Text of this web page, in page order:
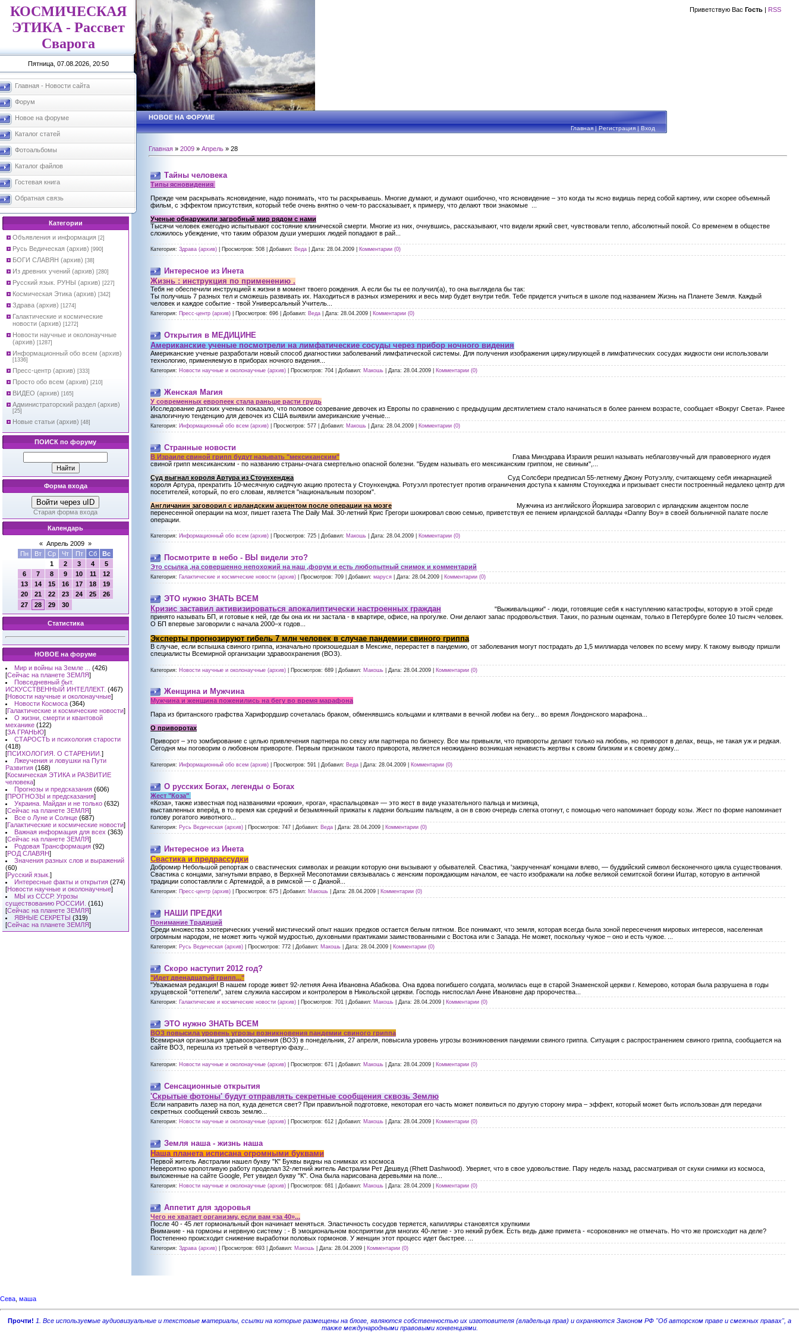
КОСМИЧЕСКАЯ
ЭТИКА - Рассвет
Сварога
Пятница, 07.08.2026, 20:50
Главная - Новости сайта
Форум
Новое на форуме
Каталог статей
Фотоальбомы
Каталог файлов
Гостевая книга
Обратная связь
Категории
Объявления и информация [2]
Русь Ведическая (архив) [990]
БОГИ СЛАВЯН (архив) [38]
Из древних учений (архив) [280]
Русский язык. РУНЫ (архив) [227]
Космическая Этика (архив) [342]
Здрава (архив) [1274]
Галактические и космические
новости (архив) [1272]
Новости научные и околонаучные
(архив) [1287]
Информационный обо всем (архив)
[1336]
Пресс-центр (архив) [333]
Просто обо всем (архив) [210]
ВИДЕО (архив) [165]
Администраторский раздел (архив)
[25]
Новые статьи (архив) [48]
ПОИСК по форуму
Форма входа
Войти через uID
Старая форма входа
Календарь
« Апрель 2009 »
Пн
Вт Ср Чт Пт Сб
Вс
1
2 3 4
5
6
7 8 9 10 11
12
13
14 15 16 17 18
19
20
21 22 23 24 25
26
27
28 29 30
Статистика
НОВОЕ на форуме
Мир и войны на Земле ...
(426)
[Сейчас на планете ЗЕМЛЯ]
Повседневный быт.
ИСКУССТВЕННЫЙ ИНТЕЛЛЕКТ. (467)
[Новости научные и околонаучные]
Новости Космоса (364)
[Галактические и космические новости]
О жизни, смерти и квантовой
механике (122)
[ЗА ГРАНЬЮ]
СТАРОСТЬ и психология старости
(418)
[ПСИХОЛОГИЯ. О СТАРЕНИИ. ]
Лжеучения и ловушки на Пути
Развития (168)
[Космическая ЭТИКА и РАЗВИТИЕ
человека]
Прогнозы и предсказания (606)
[ПРОГНОЗЫ и предсказания]
Украина. Майдан и не только (632)
[Сейчас на планете ЗЕМЛЯ]
Все о Луне и Солнце (687)
[Галактические и космические новости]
Важная информация для всех (363)
[Сейчас на планете ЗЕМЛЯ]
Родовая Трансформация (92)
[РОД СЛАВЯН]
Значения разных слов и выражений
(60)
[Русский язык. ]
Интересные факты и открытия (274)
[Новости научные и околонаучные]
МЫ из СССР. Угрозы
существованию РОССИИ. (161)
[Сейчас на планете ЗЕМЛЯ]
ЯВНЫЕ СЕКРЕТЫ (319)
[Сейчас на планете ЗЕМЛЯ]
Приветствую Вас Гость | RSS
НОВОЕ НА ФОРУМЕ
Главная|Регистрация|Вход
Главная » 2009 » Апрель » 28
Тайны человека
Типы ясновидения
Прежде чем раскрывать ясновидение, надо понимать, что ты раскрываешь. Многие думают, и думают ошибочно, что ясновидение – это когда ты ясно видишь перед собой картину, или скорее объемный
фильм, с эффектом присутствия, который тебе очень внятно о чем-то рассказывает, к примеру, что делают твои знакомые ...
Ученые обнаружили загробный мир рядом с нами
Тысячи человек ежегодно испытывают состояние клинической смерти. Многие из них, очнувшись, рассказывают, что видели яркий свет, чувствовали тепло, абсолютный покой. Со временем в обществе
сложилось убеждение, что таким образом души умерших людей попадают в рай...
Категория: Здрава (архив) Просмотров: 508 Добавил: Веда Дата: 28.04.2009 Комментарии (0)
Интересное из Инета
Жизнь : инструкция по применению .
Тебя не обеспечили инструкцией к жизни в момент твоего рождения. А если бы ты ее получил(а), то она выглядела бы так:
Ты получишь 7 разных тел и сможешь развивать их. Находиться в разных измерениях и весь мир будет внутри тебя. Тебе придется учиться в школе под названием Жизнь на Планете Земля. Каждый
человек и каждое событие - твой Универсальный Учитель...
Категория: Пресс-центр (архив) Просмотров: 696 Добавил: Веда Дата: 28.04.2009 Комментарии (0)
Открытия в МЕДИЦИНЕ
Американские ученые посмотрели на лимфатические сосуды через прибор ночного видения
Американские ученые разработали новый способ диагностики заболеваний лимфатической системы. Для получения изображения циркулирующей в лимфатических сосудах жидкости они использовали
технологию, применяемую в приборах ночного видения...
Категория: Новости научные и околонаучные (архив) Просмотров: 704 Добавил: Макошь Дата: 28.04.2009 Комментарии (0)
Женская Магия
У современных европеек стала раньше расти грудь
Исследование датских ученых показало, что половое созревание девочек из Европы по сравнению с предыдущим десятилетием стало начинаться в более раннем возрасте, сообщает «Вокруг Света». Ранее
аналогичную тенденцию для девочек из США выявили американские ученые...
Категория: Информационный обо всем (архив) Просмотров: 577 Добавил: Макошь Дата: 28.04.2009 Комментарии (0)
Странные новости
В Израиле свиной грипп будут называть "мексиканским" Глава Минздрава Израиля решил называть неблагозвучный для правоверного иудея
свиной грипп мексиканским - по названию страны-очага смертельно опасной болезни. "Будем называть его мексиканским гриппом, не свиным",...
Суд выгнал короля Артура из Стоунхенджа Суд Солсбери предписал 55-летнему Джону Ротуэллу, считающему себя инкарнацией
короля Артура, прекратить 10-месячную сидячую акцию протеста у Стоунхенджа. Ротуэлл протестует против ограничения доступа к камням Стоунхеджа и призывает снести построенный недалеко центр для
посетителей, который, по его словам, является "национальным позором".
Англичанин заговорил с ирландским акцентом после операции на мозге Мужчина из английского Йоркшира заговорил с ирландским акцентом после
перенесенной операции на мозг, пишет газета The Daily Mail. З0-летний Крис Грегори шокировал свою семью, приветствуя ее пением ирландской баллады «Danny Boy» в своей больничной палате после
операции.
Категория: Информационный обо всем (архив) Просмотров: 725 Добавил: Макошь Дата: 28.04.2009 Комментарии (0)
Посмотрите в небо - ВЫ видели это?
Это ссылка ,на совершенно непохожий на наш ,форум и есть любопытный снимок и комментарий
Категория: Галактические и космические новости (архив) Просмотров: 709 Добавил: маруся Дата: 28.04.2009 Комментарии (0)
ЭТО нужно ЗНАТЬ ВСЕМ
Кризис заставил активизироваться апокалиптически настроенных граждан "Выживальщики" - люди, готовящие себя к наступлению катастрофы, которую в этой среде
принято называть БП, и готовые к ней, где бы она их ни застала - в квартире, офисе, на прогулке. Они делают запас продовольствия. Таких, по разным оценкам, только в Петербурге более 10 тысяч человек.
О БП впервые заговорили с начала 2000–х годов...
Эксперты прогнозируют гибель 7 млн человек в случае пандемии свиного гриппа
В случае, если вспышка свиного гриппа, изначально произошедшая в Мексике, перерастет в пандемию, от заболевания могут пострадать до 1,5 миллиарда человек по всему миру. К такому выводу пришли
специалисты Всемирной организации здравоохранения (ВОЗ).
Категория: Новости научные и околонаучные (архив) Просмотров: 689 Добавил: Макошь Дата: 28.04.2009 Комментарии (0)
Женщина и Мужчина
Мужчина и женщина поженились на бегу во время марафона
Пара из британского графства Харифордшир сочеталась браком, обменявшись кольцами и клятвами в вечной любви на бегу... во время Лондонского марафона...
О приворотах
Приворот – это зомбирование с целью привлечения партнера по сексу или партнера по бизнесу. Все мы привыкли, что привороты делают только на любовь, но приворот в делах, вещь, не такая уж и редкая.
Сегодня мы поговорим о любовном привороте. Первым признаком такого приворота, является неожиданно возникшая ненависть жертвы к своим близким и к своему дому...
Категория: Информационный обо всем (архив) Просмотров: 591 Добавил: Веда Дата: 28.04.2009 Комментарии (0)
О русских Богах, легенды о Богах
Жест "Коза"
«Коза», также известная под названиями «рожки», «рога», «распальцовка» — это жест в виде указательного пальца и мизинца,
выставленных вперёд, в то время как средний и безымянный прижаты к ладони большим пальцем, а он в свою очередь слегка отогнут, с помощью чего напоминает бороду козы. Жест по форме напоминает
голову рогатого животного...
Категория: Русь Ведическая (архив) Просмотров: 747 Добавил: Веда Дата: 28.04.2009 Комментарии (0)
Интересное из Инета
Свастика и предрассудки
Добромир Небольшой репортаж о свастических символах и реакции которую они вызывают у обывателей. Свастика, 'закрученная' концами влево, — буддийский символ бесконечного цикла существования.
Свастика с концами, загнутыми вправо, в Верхней Месопотамии связывалась с женским порождающим началом, ее часто изображали на лобке великой семитской богини Иштар, которую в античной
традиции сопоставляли с Артемидой, а в римской — с Дианой...
Категория: Пресс-центр (архив) Просмотров: 675 Добавил: Макошь Дата: 28.04.2009 Комментарии (0)
НАШИ ПРЕДКИ
Понимание Традиций
Среди множества эзотерических учений мистический опыт наших предков остается белым пятном. Все понимают, что земля, которая всегда была зоной пересечения мировых интересов, населенная
огромным народом, не может жить чужой мудростью, духовными практиками заимствованными с Востока или с Запада. Не может, поскольку чужое – оно и есть чужое. ...
Категория: Русь Ведическая (архив) Просмотров: 772 Добавил: Макошь Дата: 28.04.2009 Комментарии (0)
Скоро наступит 2012 год?
"Идет двенадцатый грипп..."
"Уважаемая редакция! В нашем городе живет 92-летняя Анна Ивановна Абабкова. Она вдова погибшего солдата, молилась еще в старой Знаменской церкви г. Кемерово, которая была разрушена в годы
хрущевской "оттепели", затем служила кассиром и контролером в Никольской церкви. Господь ниспослал Анне Ивановне дар пророчества...
Категория: Галактические и космические новости (архив) Просмотров: 701 Добавил: Макошь Дата: 28.04.2009 Комментарии (0)
ЭТО нужно ЗНАТЬ ВСЕМ
ВОЗ повысила уровень угрозы возникновения пандемии свиного гриппа
Всемирная организация здравоохранения (ВОЗ) в понедельник, 27 апреля, повысила уровень угрозы возникновения пандемии свиного гриппа. Ситуация с распространением свиного гриппа, сообщается на
сайте ВОЗ, перешла из третьей в четвертую фазу...
Категория: Новости научные и околонаучные (архив) Просмотров: 671 Добавил: Макошь Дата: 28.04.2009 Комментарии (0)
Сенсационные открытия
'Скрытые фотоны' будут отправлять секретные сообщения сквозь Землю
Если направить лазер на пол, куда денется свет? При правильной подготовке, некоторая его часть может появиться по другую сторону мира – эффект, который может быть использован для передачи
секретных сообщений сквозь землю...
Категория: Новости научные и околонаучные (архив) Просмотров: 612 Добавил: Макошь Дата: 28.04.2009 Комментарии (0)
Земля наша - жизнь наша
Наша планета исписана огромными буквами
Первой житель Австралии нашел букву "К" Буквы видны на снимках из космоса
Невероятно кропотливую работу проделал 32-летний житель Австралии Рет Дешвуд (Rhett Dashwood). Уверяет, что в свое удовольствие. Пару недель назад, рассматривая от скуки снимки из космоса,
выложенные на сайте Google, Рет увидел букву "К". Она была нарисована деревьями на поле...
Категория: Новости научные и околонаучные (архив) Просмотров: 681 Добавил: Макошь Дата: 28.04.2009 Комментарии (0)
Аппетит для здоровья
Чего не хватает организму, если вам «за 40»...
После 40 - 45 лет гормональный фон начинает меняться. Эластичность сосудов теряется, капилляры становятся хрупкими
Внимание - на гормоны и нервную систему : - В эмоциональном восприятии для многих 40-летие - это некий рубеж. Есть ведь даже примета - «сороковник» не отмечать. Но что же происходит на деле?
Постепенно происходит снижение выработки половых гормонов. У женщин этот процесс идет быстрее. ...
Категория: Здрава (архив) Просмотров: 693 Добавил: Макошь Дата: 28.04.2009 Комментарии (0)
Сева маша
Прочти! 1. Все используемые аудиовизуальные и текстовые материалы, ссылки на которые размещены на блоге, являются собственностью их изготовителя (владельца прав) и охраняются Законом РФ "Об авторском праве и смежных правах", а
также международными правовыми конвенциями.